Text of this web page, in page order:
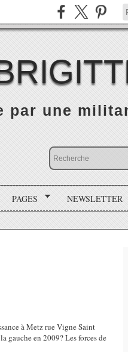
une
PAGES NEWSLETTER
à Metz rue Vigne Saint
gauche en 2009? Les forces de